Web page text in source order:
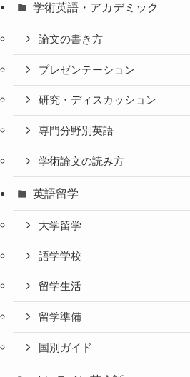
学術英語・アカデミック
論文の書き方
プレゼンテーション
研究・ディスカッション
専門分野別英語
学術論文の読み方
英語留学
大学留学
語学学校
留学生活
留学準備
国別ガイド